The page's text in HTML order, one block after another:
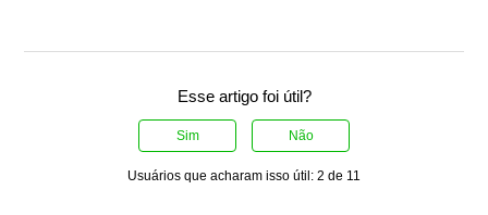
Esse artigo foi útil?
Sim Não
Usuários que acharam isso útil: 2 de 11